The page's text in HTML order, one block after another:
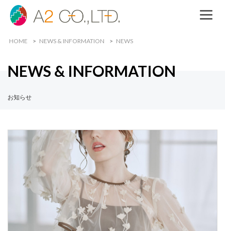
HOME NEWS & INFORMATION NEWS
NEWS & INFORMATION
お知らせ